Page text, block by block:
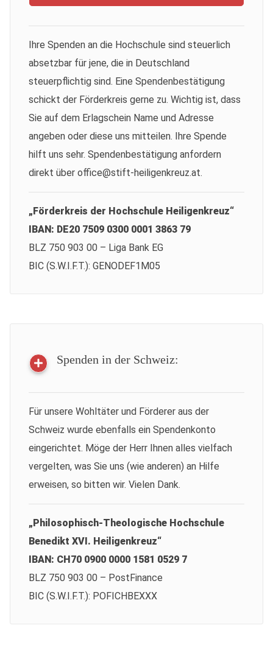
Ihre Spenden an die Hochschule sind steuerlich
absetzbar für jene, die in Deutschland
steuerpflichtig sind. Eine Spendenbestätigung
schickt der Förderkreis gerne zu. Wichtig ist, dass
Sie auf dem Erlagschein Name und Adresse
angeben oder diese uns mitteilen. Ihre Spende
hilft uns sehr. Spendenbestätigung anfordern
direkt über office@stift-heiligenkreuz.at.
„Förderkreis der Hochschule Heiligenkreuz“
IBAN: DE20 7509 0300 0001 3863 79
BLZ 750 903 00 – Liga Bank EG
BIC (S.W.I.F.T.): GENODEF1M05
Spenden in der Schweiz:
Für unsere Wohltäter und Förderer aus der
Schweiz wurde ebenfalls ein Spendenkonto
eingerichtet. Möge der Herr Ihnen alles vielfach
vergelten, was Sie uns (wie anderen) an Hilfe
erweisen, so bitten wir. Vielen Dank.
„Philosophisch-Theologische Hochschule
Benedikt XVI. Heiligenkreuz“
IBAN: CH70 0900 0000 1581 0529 7
BLZ 750 903 00 – PostFinance
BIC (S.W.I.F.T.): POFICHBEXXX